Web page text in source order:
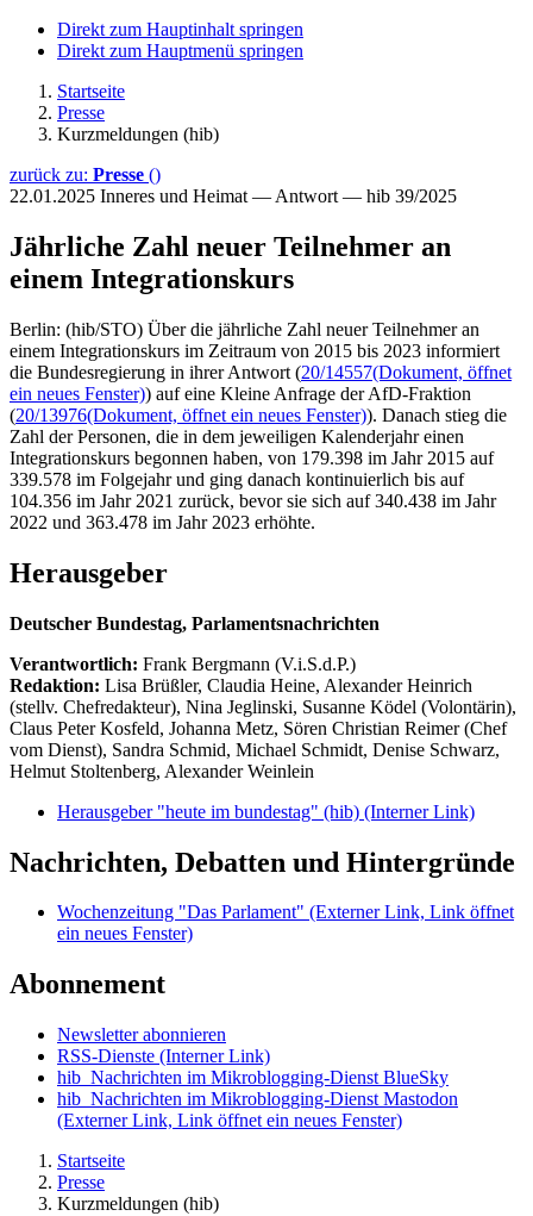
Direkt zum Hauptinhalt springen
Direkt zum Hauptmenü springen
Startseite
Presse
Kurzmeldungen (hib)
zurück zu: Presse ()
22.01.2025 Inneres und Heimat — Antwort — hib 39/2025
Jährliche Zahl neuer Teilnehmer an
einem Integrationskurs
Berlin: (hib/STO) Über die jährliche Zahl neuer Teilnehmer an
einem Integrationskurs im Zeitraum von 2015 bis 2023 informiert
die Bundesregierung in ihrer Antwort (20/14557(Dokument, öffnet
ein neues Fenster)) auf eine Kleine Anfrage der AfD-Fraktion
(20/13976(Dokument, öffnet ein neues Fenster)). Danach stieg die
Zahl der Personen, die in dem jeweiligen Kalenderjahr einen
Integrationskurs begonnen haben, von 179.398 im Jahr 2015 auf
339.578 im Folgejahr und ging danach kontinuierlich bis auf
104.356 im Jahr 2021 zurück, bevor sie sich auf 340.438 im Jahr
2022 und 363.478 im Jahr 2023 erhöhte.
Herausgeber
Deutscher Bundestag, Parlamentsnachrichten
Verantwortlich: Frank Bergmann (V.i.S.d.P.)
Redaktion: Lisa Brüßler, Claudia Heine, Alexander Heinrich
(stellv. Chefredakteur), Nina Jeglinski, Susanne Ködel (Volontärin),
Claus Peter Kosfeld, Johanna Metz, Sören Christian Reimer (Chef
vom Dienst), Sandra Schmid, Michael Schmidt, Denise Schwarz,
Helmut Stoltenberg, Alexander Weinlein
Herausgeber "heute im bundestag" (hib) (Interner Link)
Nachrichten, Debatten und Hintergründe
Wochenzeitung "Das Parlament" (Externer Link, Link öffnet
ein neues Fenster)
Abonnement
Newsletter abonnieren
RSS-Dienste (Interner Link)
hib_Nachrichten im Mikroblogging-Dienst BlueSky
hib_Nachrichten im Mikroblogging-Dienst Mastodon
(Externer Link, Link öffnet ein neues Fenster)
Startseite
Presse
Kurzmeldungen (hib)